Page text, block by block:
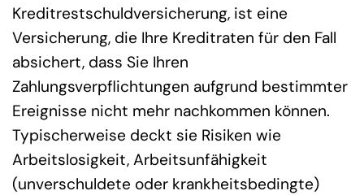
Kreditrestschuldversicherung, ist eine
Versicherung, die Ihre Kreditraten für den Fall
absichert, dass Sie Ihren
Zahlungsverpflichtungen aufgrund bestimmter
Ereignisse nicht mehr nachkommen können.
Typischerweise deckt sie Risiken wie
Arbeitslosigkeit, Arbeitsunfähigkeit
(unverschuldete oder krankheitsbedingte)